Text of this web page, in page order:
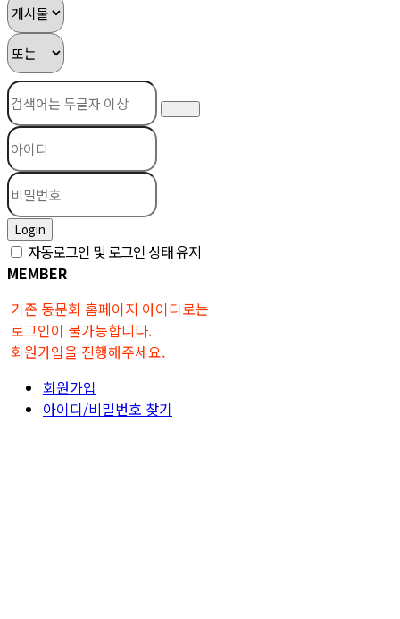
Login
자동로그인 및 로그인 상태 유지
MEMBER
기존 동문회 홈페이지 아이디로는
로그인이 불가능합니다.
회원가입을 진행해주세요.
회원가입
아이디/비밀번호 찾기